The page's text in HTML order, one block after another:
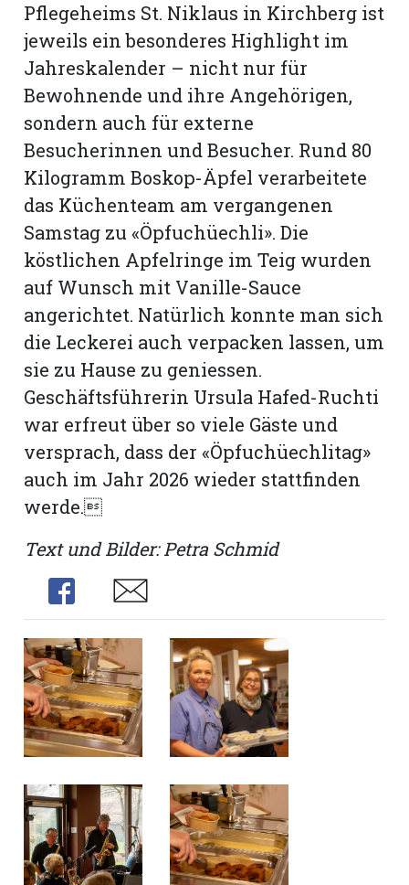
Pflegeheims St. Niklaus in Kirchberg ist
jeweils ein besonderes Highlight im
Jahreskalender – nicht nur für
Bewohnende und ihre Angehörigen,
sondern auch für externe
Besucherinnen und Besucher. Rund 80
Kilogramm Boskop-Äpfel verarbeitete
das Küchenteam am vergangenen
Samstag zu «Öpfuchüechli». Die
köstlichen Apfelringe im Teig wurden
auf Wunsch mit Vanille-Sauce
angerichtet. Natürlich konnte man sich
die Leckerei auch verpacken lassen, um
sie zu Hause zu geniessen.
Geschäftsführerin Ursula Hafed-Ruchti
war erfreut über so viele Gäste und
versprach, dass der «Öpfuchüechlitag»
auch im Jahr 2026 wieder stattfinden
werde.
Text und Bilder: Petra Schmid
Share
Share